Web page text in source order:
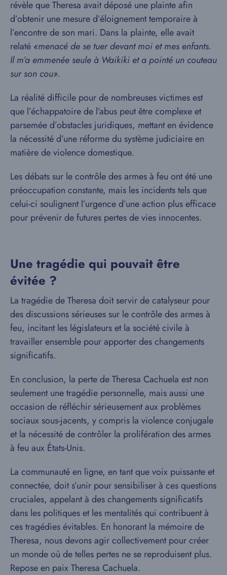
révèle que Theresa avait déposé une plainte afin
d’obtenir une mesure d’éloignement temporaire à
l’encontre de son mari. Dans la plainte, elle avait
relaté «menacé de se tuer devant moi et mes enfants.
Il m’a emmenée seule à Waikiki et a pointé un couteau
sur son cou».
La réalité difficile pour de nombreuses victimes est
que l’échappatoire de l’abus peut être complexe et
parsemée d’obstacles juridiques, mettant en évidence
la nécessité d’une réforme du système judiciaire en
matière de violence domestique.
Les débats sur le contrôle des armes à feu ont été une
préoccupation constante, mais les incidents tels que
celui-ci soulignent l’urgence d’une action plus efficace
pour prévenir de futures pertes de vies innocentes.
Une tragédie qui pouvait être
évitée ?
La tragédie de Theresa doit servir de catalyseur pour
des discussions sérieuses sur le contrôle des armes à
feu, incitant les législateurs et la société civile à
travailler ensemble pour apporter des changements
significatifs.
En conclusion, la perte de Theresa Cachuela est non
seulement une tragédie personnelle, mais aussi une
occasion de réfléchir sérieusement aux problèmes
sociaux sous-jacents, y compris la violence conjugale
et la nécessité de contrôler la prolifération des armes
à feu aux États-Unis.
La communauté en ligne, en tant que voix puissante et
connectée, doit s’unir pour sensibiliser à ces questions
cruciales, appelant à des changements significatifs
dans les politiques et les mentalités qui contribuent à
ces tragédies évitables. En honorant la mémoire de
Theresa, nous devons agir collectivement pour créer
un monde où de telles pertes ne se reproduisent plus.
Repose en paix Theresa Cachuela.